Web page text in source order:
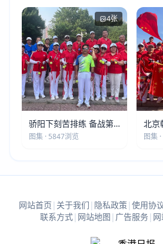
4张
骄阳下刻苦排练 备战第
五届莫斯科世界大健康运
图集 · 5847浏览
北京
营”
图集
网站首页 | 关于我们 | 隐私政策| 使用协
联系方式| 网站地图 | 广告服务|